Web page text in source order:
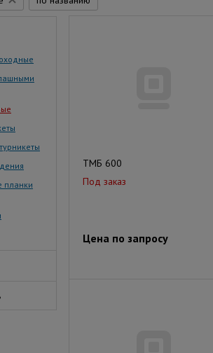
планки
ТМБ 600
Под заказ
Цена по запросу